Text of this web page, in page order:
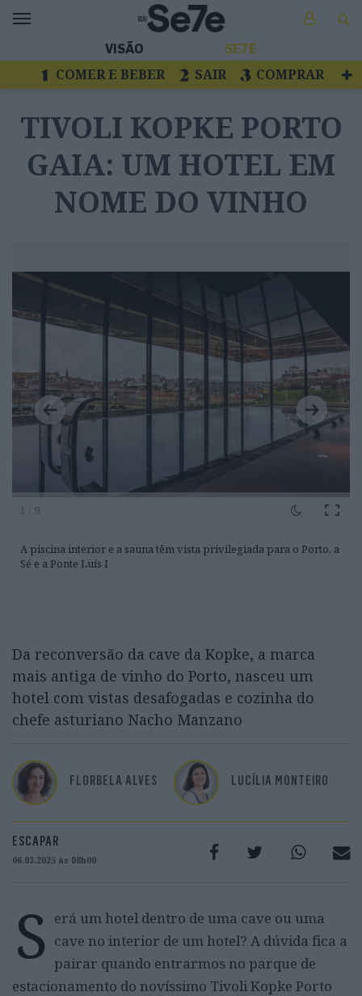
VISÃO SE7E
COMER E BEBER SAIR
COMPRAR
ESCAPAR
TIVOLI KOPKE PORTO
GAIA: UM HOTEL EM
NOME DO VINHO
1 / 9
A piscina interior e a sauna têm vista privilegiada para o Porto, a
Sé e a Ponte Luís I
Da reconversão da cave da Kopke, a marca
mais antiga de vinho do Porto, nasceu um
hotel com vistas desafogadas e cozinha do
chefe asturiano Nacho Manzano
FLORBELA ALVES LUCÍLIA MONTEIRO
ESCAPAR
06.03.2025 às 08h00
S erá um hotel dentro de uma cave ou uma
cave no interior de um hotel? A dúvida fica a
pairar quando entrarmos no parque de
estacionamento do novíssimo Tivoli Kopke Porto